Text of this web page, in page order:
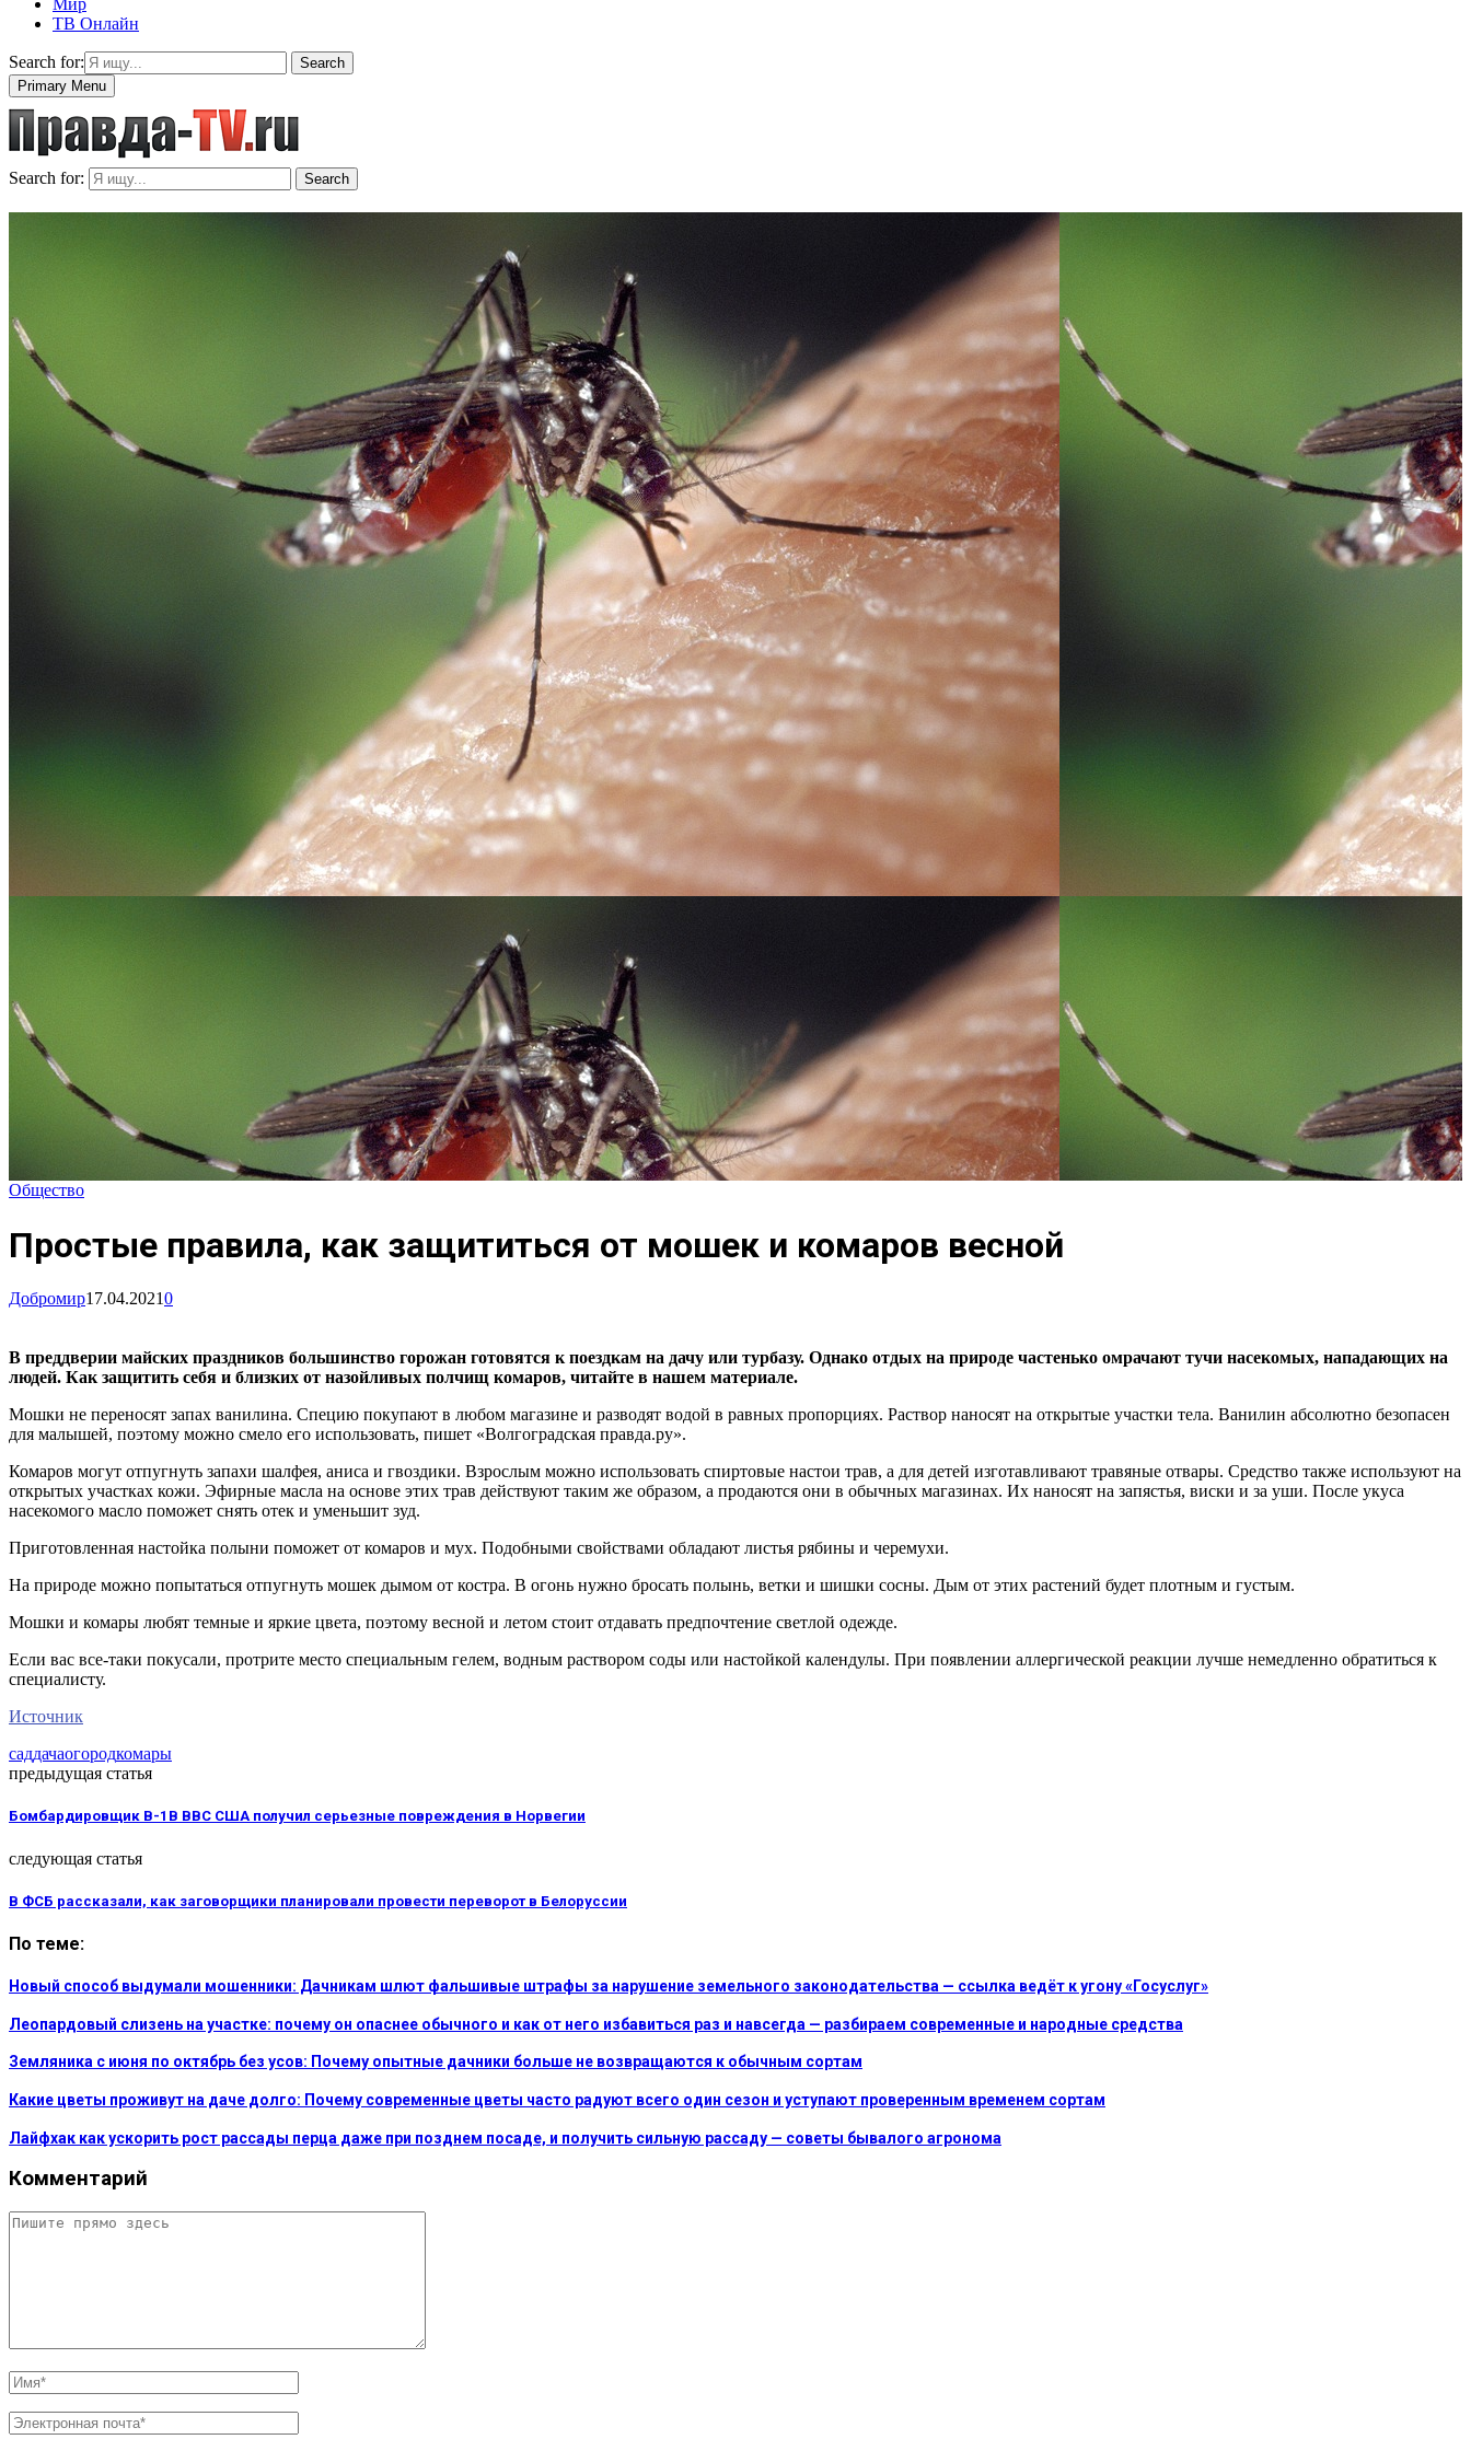
Мир
ТВ Онлайн
Search for:
Search
Primary Menu
Search for: Search
Общество
Простые правила, как защититься от мошек и комаров весной
Добромир17.04.20210
В преддверии майских праздников большинство горожан готовятся к поездкам на дачу или турбазу. Однако отдых на природе частенько омрачают тучи насекомых, нападающих на
людей. Как защитить себя и близких от назойливых полчищ комаров, читайте в нашем материале.
Мошки не переносят запах ванилина. Специю покупают в любом магазине и разводят водой в равных пропорциях. Раствор наносят на открытые участки тела. Ванилин абсолютно безопасен
для малышей, поэтому можно смело его использовать, пишет «Волгоградская правда.ру».
Комаров могут отпугнуть запахи шалфея, аниса и гвоздики. Взрослым можно использовать спиртовые настои трав, а для детей изготавливают травяные отвары. Средство также используют на
открытых участках кожи. Эфирные масла на основе этих трав действуют таким же образом, а продаются они в обычных магазинах. Их наносят на запястья, виски и за уши. После укуса
насекомого масло поможет снять отек и уменьшит зуд.
Приготовленная настойка полыни поможет от комаров и мух. Подобными свойствами обладают листья рябины и черемухи.
На природе можно попытаться отпугнуть мошек дымом от костра. В огонь нужно бросать полынь, ветки и шишки сосны. Дым от этих растений будет плотным и густым.
Мошки и комары любят темные и яркие цвета, поэтому весной и летом стоит отдавать предпочтение светлой одежде.
Если вас все-таки покусали, протрите место специальным гелем, водным раствором соды или настойкой календулы. При появлении аллергической реакции лучше немедленно обратиться к
специалисту.
Источник
саддачаогородкомары
предыдущая статья
Бомбардировщик B-1B ВВС США получил серьезные повреждения в Норвегии
следующая статья
В ФСБ рассказали, как заговорщики планировали провести переворот в Белоруссии
По теме:
Новый способ выдумали мошенники: Дачникам шлют фальшивые штрафы за нарушение земельного законодательства — ссылка ведёт к угону «Госуслуг»
Леопардовый слизень на участке: почему он опаснее обычного и как от него избавиться раз и навсегда — разбираем современные и народные средства
Земляника с июня по октябрь без усов: Почему опытные дачники больше не возвращаются к обычным сортам
Какие цветы проживут на даче долго: Почему современные цветы часто радуют всего один сезон и уступают проверенным временем сортам
Лайфхак как ускорить рост рассады перца даже при позднем посаде, и получить сильную рассаду — советы бывалого агронома
Комментарий